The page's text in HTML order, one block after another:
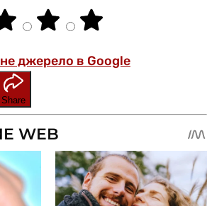
Share